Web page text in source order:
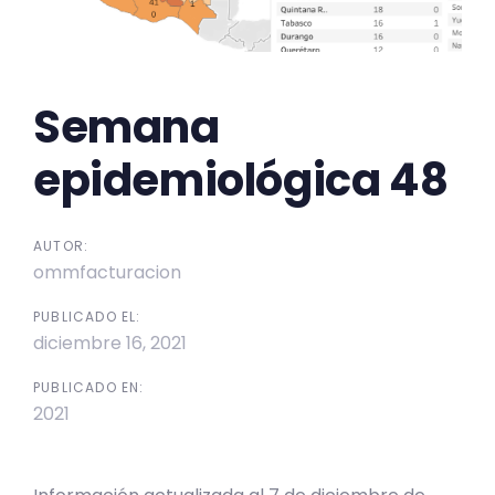
Semana
epidemiológica 48
AUTOR:
ommfacturacion
PUBLICADO EL:
diciembre 16, 2021
PUBLICADO EN:
2021